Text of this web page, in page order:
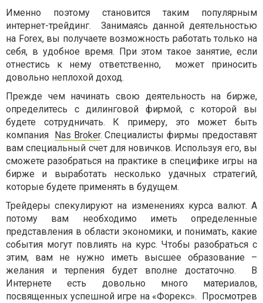
Именно поэтому становится таким популярным
интернет-трейдинг. Занимаясь данной деятельностью
на Forex, вы получаете возможность работать только на
себя, в удобное время. При этом такое занятие, если
отнестись к нему ответственно, может приносить
довольно неплохой доход.
Прежде чем начинать свою деятельность на бирже,
определитесь с дилинговой фирмой, с которой вы
будете сотрудничать. К примеру, это может быть
компания Nas Broker. Специалисты фирмы предоставят
вам специальный счет для новичков. Используя его, вы
сможете разобраться на практике в специфике игры на
бирже и выработать несколько удачных стратегий,
которые будете применять в будущем.
Трейдеры спекулируют на изменениях курса валют. А
потому вам необходимо иметь определенные
представления в области экономики, и понимать, какие
события могут повлиять на курс. Чтобы разобраться с
этим, вам не нужно иметь высшее образование –
желания и терпения будет вполне достаточно. В
Интернете есть довольно много материалов,
посвященных успешной игре на «Форекс». Просмотрев